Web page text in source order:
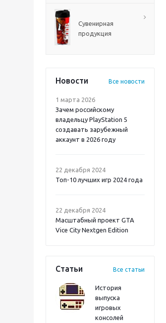
Сувенирная
продукция
Новости Все новости
1 марта 2026
Зачем российскому
владельцу PlayStation 5
создавать зарубежный
аккаунт в 2026 году
22 декабря 2024
Топ-10 лучших игр 2024 года
22 декабря 2024
Масштабный проект GTA
Vice City Nextgen Edition
Статьи Все статьи
История
выпуска
игровых
консолей
Onimusha: Way of the
Sword PS5